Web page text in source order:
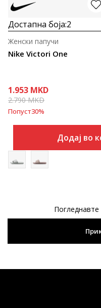
Достапна боја:2
Nike Victori One
Женски папучи
1.953 MKD
2.790MKD
Попуст30%
Додај во
Погледнавте